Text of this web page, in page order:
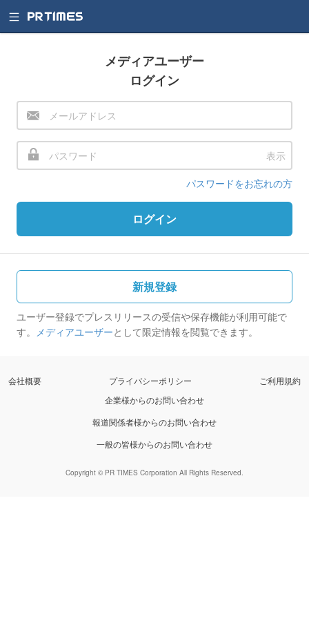
メディアユーザー
ログイン
表示
パスワードをお忘れの方
ログイン
新規登録
ユーザー登録でプレスリリースの受信や保存機能が利用可能で
す。 メディアユーザーとして限定情報を閲覧できます。
会社概要 プライバシーポリシー
ご利用規約
企業様からのお問い合わせ
報道関係者様からのお問い合わせ
一般の皆様からのお問い合わせ
Copyright © PR TIMES Corporation All Rights Reserved.